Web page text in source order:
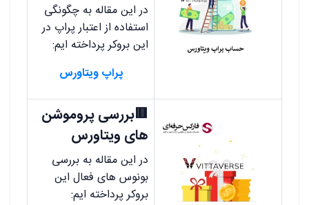
در این مقاله به چگونگی
استفاده از اعتبار پراپ در
این بروکر پرداخته ایم:
پراپ ویتاورس
🟥بررسی پروموشن
های ویتاورس
در این مقاله به بررسی
بونوس های فعال این
بروکر پرداخته ایم: